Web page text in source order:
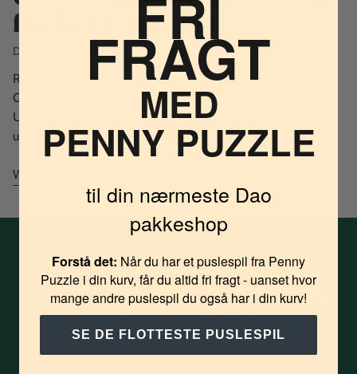
für die Freitagsbar
Durch Bettina Cronquist 22. Aug 2016
Røde Kort hat in Zusammenarbeit mit Carlsberg und BOX
QUIZ ein Freitagsbar-Konzept entwickelt, bei dem
Unternehmen ein Freitagspaket mit Bierdeckeln usw. kaufen
und einen guten Zweck unterstützen können. BOX QUIZ...
Weiterlesen
Immer kostenlose Lieferung
an Paketshops
Wenn Sie Penny Puzzle im Warenkorb haben. Kein
Mindestbestellwert.
FRI
FRAGT
MED
PENNY PUZZLE
til din nærmeste Dao
pakkeshop
Forstå det: Når du har et puslespil fra Penny
Puzzle i din kurv, får du altid fri fragt - uanset hvor
mange andre puslespil du også har i din kurv!
SE DE FLOTTESTE PUSLESPIL